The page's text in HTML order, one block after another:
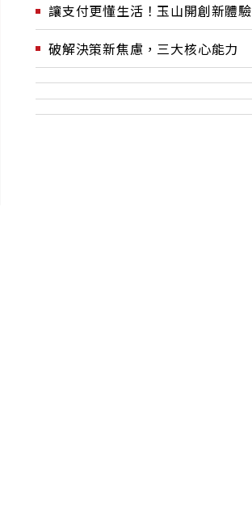
讓支付更懂生活！玉山開創新體驗
破解決策新焦慮，三大核心能力